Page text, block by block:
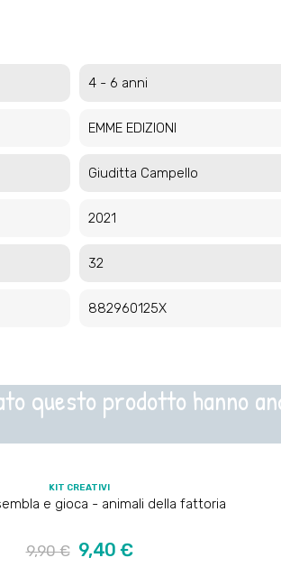
4 - 6 anni
EMME EDIZIONI
Giuditta Campello
2021
32
882960125X
questo prodotto hanno
KIT CREATIVI
e gioca - animali della fattoria
Prezzo
regolare
9,90 € Prezzo
9,40 €